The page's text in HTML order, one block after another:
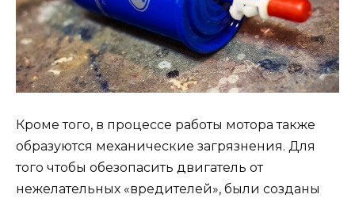
Кроме того, в процессе работы мотора также
образуются механические загрязнения. Для
того чтобы обезопасить двигатель от
нежелательных «вредителей», были созданы